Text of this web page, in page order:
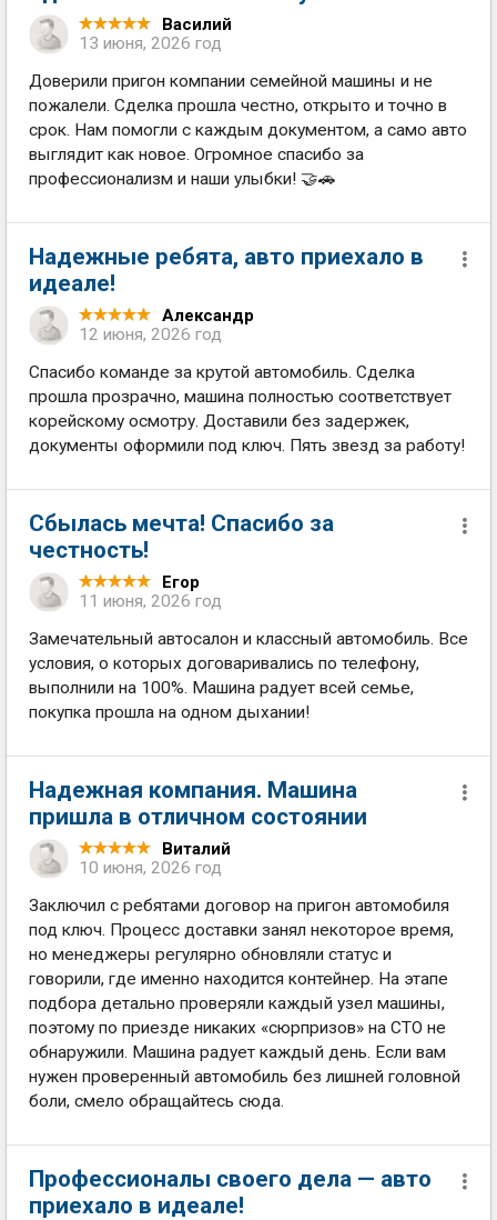
Василий
13 июня, 2026 год
Доверили пригон компании семейной машины и не
пожалели. Сделка прошла честно, открыто и точно в
срок. Нам помогли с каждым документом, а само авто
выглядит как новое. Огромное спасибо за
профессионализм и наши улыбки! 🤝🚗
Надежные ребята, авто приехало в
идеале!
Александр
12 июня, 2026 год
Спасибо команде за крутой автомобиль. Сделка
прошла прозрачно, машина полностью соответствует
корейскому осмотру. Доставили без задержек,
документы оформили под ключ. Пять звезд за работу!
Сбылась мечта! Спасибо за
честность!
Егор
11 июня, 2026 год
Замечательный автосалон и классный автомобиль. Все
условия, о которых договаривались по телефону,
выполнили на 100%. Машина радует всей семье,
покупка прошла на одном дыхании!
Надежная компания. Машина
пришла в отличном состоянии
Виталий
10 июня, 2026 год
Заключил с ребятами договор на пригон автомобиля
под ключ. Процесс доставки занял некоторое время,
но менеджеры регулярно обновляли статус и
говорили, где именно находится контейнер. На этапе
подбора детально проверяли каждый узел машины,
поэтому по приезде никаких «сюрпризов» на СТО не
обнаружили. Машина радует каждый день. Если вам
нужен проверенный автомобиль без лишней головной
боли, смело обращайтесь сюда.
Профессионалы своего дела — авто
приехало в идеале!